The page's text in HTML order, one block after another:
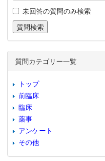
未回答の質問のみ検索
質問カテゴリー一覧
トップ
前臨床
臨床
薬事
アンケート
その他